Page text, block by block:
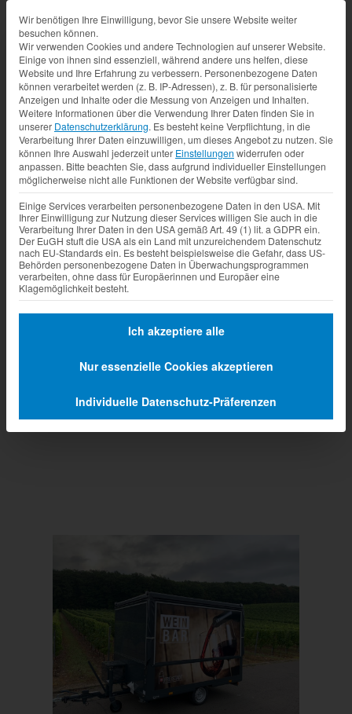
Prev Next
Datenschutz-Präferenz
Wir benötigen Ihre Einwilligung, bevor Sie unsere Website weiter
besuchen können.
Wir verwenden Cookies und andere Technologien auf unserer Website.
Einige von ihnen sind essenziell, während andere uns helfen, diese
Website und Ihre Erfahrung zu verbessern. Personenbezogene Daten
können verarbeitet werden (z. B. IP-Adressen), z. B. für personalisierte
Anzeigen und Inhalte oder die Messung von Anzeigen und Inhalten.
Weitere Informationen über die Verwendung Ihrer Daten finden Sie in
unserer Datenschutzerklärung. Es besteht keine Verpflichtung, in die
Verarbeitung Ihrer Daten einzuwilligen, um dieses Angebot zu nutzen. Sie
können Ihre Auswahl jederzeit unter Einstellungen widerrufen oder
anpassen. Bitte beachten Sie, dass aufgrund individueller Einstellungen
möglicherweise nicht alle Funktionen der Website verfügbar sind.
Einige Services verarbeiten personenbezogene Daten in den USA. Mit
Ihrer Einwilligung zur Nutzung dieser Services willigen Sie auch in die
Verarbeitung Ihrer Daten in den USA gemäß Art. 49 (1) lit. a GDPR ein.
Der EuGH stuft die USA als ein Land mit unzureichendem Datenschutz
nach EU-Standards ein. Es besteht beispielsweise die Gefahr, dass US-
Behörden personenbezogene Daten in Überwachungsprogrammen
verarbeiten, ohne dass für Europäerinnen und Europäer eine
Klagemöglichkeit besteht.
Ich akzeptiere alle
Nur essenzielle Cookies akzeptieren
Individuelle Datenschutz-Präferenzen